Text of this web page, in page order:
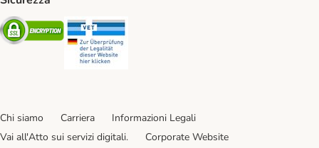
Security
Chi siamo Carriera
Informazioni Legali
Vai all'Atto sui servizi digitali.
Corporate Website